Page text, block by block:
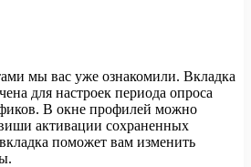
мы вас уже ознакомили. Вкладка
для настроек периода опроса
В окне профилей можно
активации сохраненных
поможет вам изменить